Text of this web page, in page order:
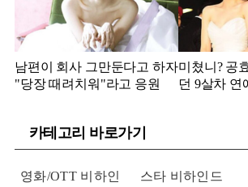
남편이 회사 그만둔다고 하자
"당장 때려치워"라고 응원
미쳤니? 공
던 9살차 연
카테고리 바로가기
영화/OTT 비하인 스타 비하인드